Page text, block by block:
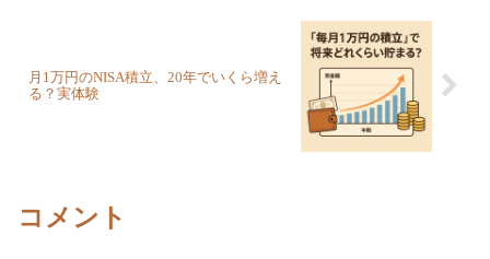
月1万円のNISA積立、20年でいくら増え
る？実体験
コメント